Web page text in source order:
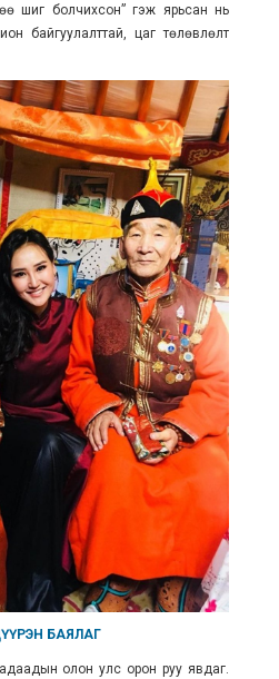
шиг болчихсон” гэж ярьсан нь
байгуулалттай, цаг төлөвлөлт
БАЯЛАГ
олон улс орон руу явдаг.